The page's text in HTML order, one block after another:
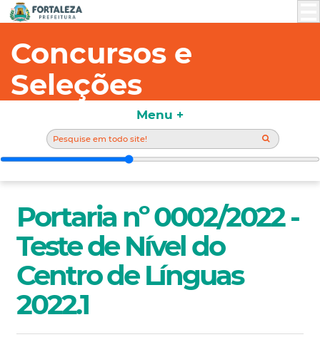
Concursos e
Seleções
Portaria nº 0002/2022 -
Teste de Nível do
Centro de Línguas
2022.1